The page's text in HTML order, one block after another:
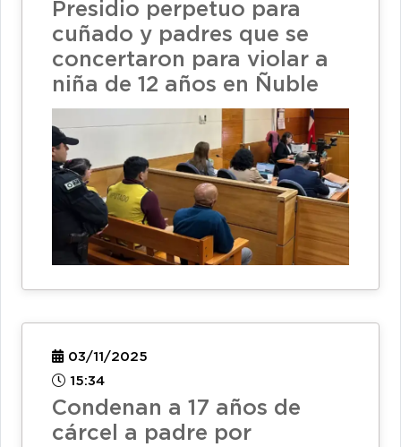
Presidio perpetuo para
cuñado y padres que se
concertaron para violar a
niña de 12 años en Ñuble
03/11/2025
15:34
Condenan a 17 años de
cárcel a padre por